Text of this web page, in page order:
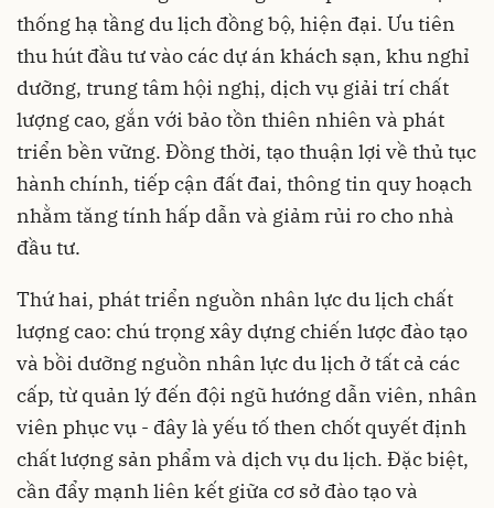
thống hạ tầng du lịch đồng bộ, hiện đại. Ưu tiên
thu hút đầu tư vào các dự án khách sạn, khu nghỉ
dưỡng, trung tâm hội nghị, dịch vụ giải trí chất
lượng cao, gắn với bảo tồn thiên nhiên và phát
triển bền vững. Đồng thời, tạo thuận lợi về thủ tục
hành chính, tiếp cận đất đai, thông tin quy hoạch
nhằm tăng tính hấp dẫn và giảm rủi ro cho nhà
đầu tư.
Thứ hai, phát triển nguồn nhân lực du lịch chất
lượng cao: chú trọng xây dựng chiến lược đào tạo
và bồi dưỡng nguồn nhân lực du lịch ở tất cả các
cấp, từ quản lý đến đội ngũ hướng dẫn viên, nhân
viên phục vụ - đây là yếu tố then chốt quyết định
chất lượng sản phẩm và dịch vụ du lịch. Đặc biệt,
cần đẩy mạnh liên kết giữa cơ sở đào tạo và